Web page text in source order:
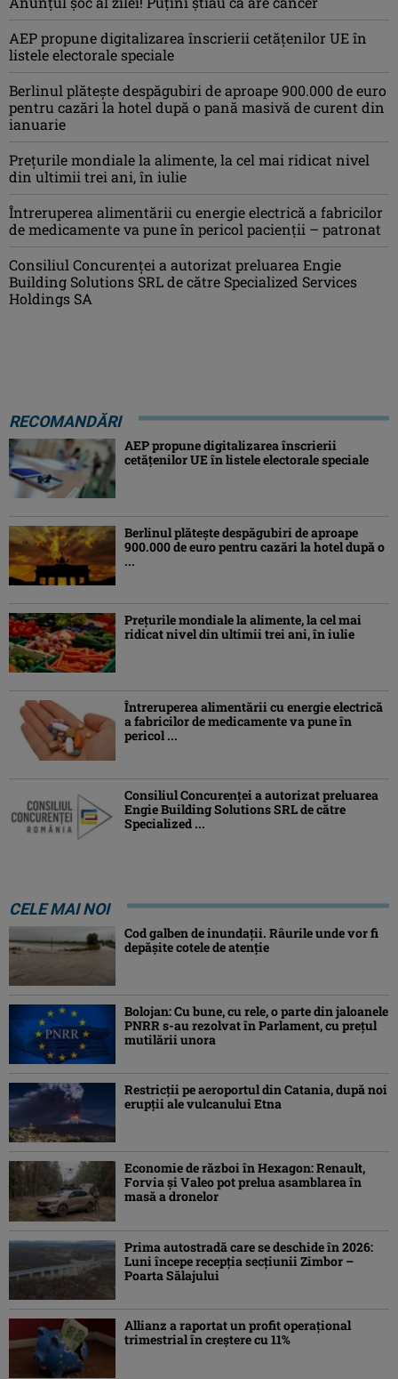
AEP propune digitalizarea înscrierii cetăţenilor UE în
listele electorale speciale
Berlinul plăteşte despăgubiri de aproape 900.000 de euro
pentru cazări la hotel după o pană masivă de curent din
ianuarie
Preţurile mondiale la alimente, la cel mai ridicat nivel
din ultimii trei ani, în iulie
Întreruperea alimentării cu energie electrică a fabricilor
de medicamente va pune în pericol pacienţii – patronat
Consiliul Concurenţei a autorizat preluarea Engie
Building Solutions SRL de către Specialized Services
Holdings SA
RECOMANDĂRI
AEP propune digitalizarea înscrierii
cetăţenilor UE în listele electorale speciale
Berlinul plăteşte despăgubiri de aproape
900.000 de euro pentru cazări la hotel după o
...
Preţurile mondiale la alimente, la cel mai
ridicat nivel din ultimii trei ani, în iulie
Întreruperea alimentării cu energie electrică
a fabricilor de medicamente va pune în
pericol ...
Consiliul Concurenţei a autorizat preluarea
Engie Building Solutions SRL de către
Specialized ...
CELE MAI NOI
Cod galben de inundații. Râurile unde vor fi
depășite cotele de atenţie
Bolojan: Cu bune, cu rele, o parte din jaloanele
PNRR s-au rezolvat în Parlament, cu preţul
mutilării unora
Restricții pe aeroportul din Catania, după noi
erupții ale vulcanului Etna
Economie de război în Hexagon: Renault,
Forvia și Valeo pot prelua asamblarea în
masă a dronelor
Prima autostradă care se deschide în 2026:
Luni începe recepția secțiunii Zimbor –
Poarta Sălajului
Allianz a raportat un profit operaţional
trimestrial în creștere cu 11%